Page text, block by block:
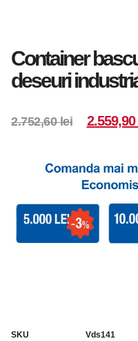
Container
deseuri
2.752,60lei 2.559,90
SKU
Vds141